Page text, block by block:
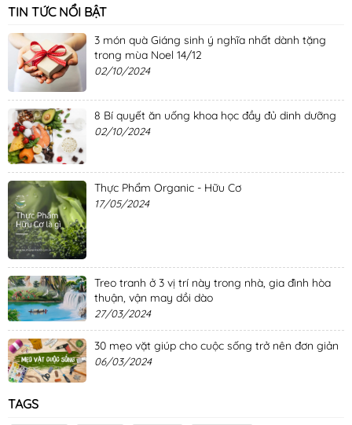
TIN TỨC NỔI BẬT
3 món quà Giáng sinh ý nghĩa nhất dành tặng
trong mùa Noel 14/12
02/10/2024
8 Bí quyết ăn uống khoa học đầy đủ dinh dưỡng
02/10/2024
Thực Phẩm Organic - Hữu Cơ
17/05/2024
Treo tranh ở 3 vị trí này trong nhà, gia đình hòa
thuận, vận may dồi dào
27/03/2024
30 mẹo vặt giúp cho cuộc sống trở nên đơn giản
06/03/2024
TAGS